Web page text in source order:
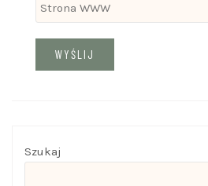
Szukaj